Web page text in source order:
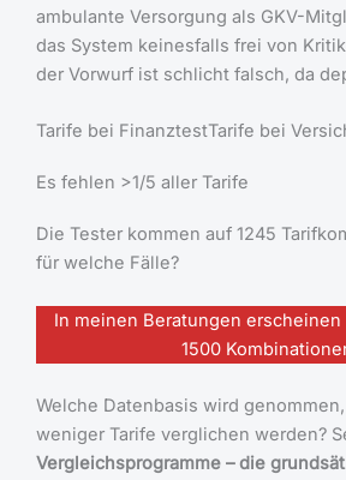
ambulante Versorgung als GKV-
das System keinesfalls frei von
der Vorwurf ist schlicht falsch, da
Tarife bei FinanztestTarife bei
Es fehlen >1/5 aller Tarife
Die Tester kommen auf 1245
für welche Fälle?
In meinen Beratungen
1500
Welche Datenbasis wird genommen,
weniger Tarife verglichen werden?
Vergleichsprogramme – die